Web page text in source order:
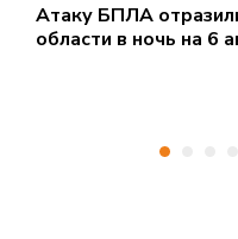
Атаку БПЛА
области в ночь на 6